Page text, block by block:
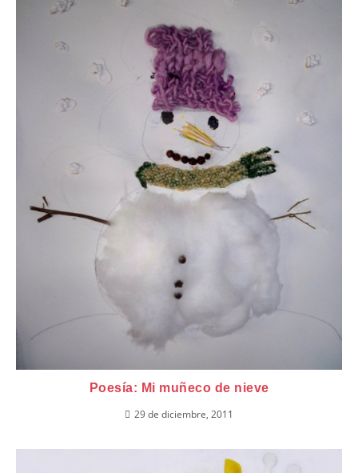
Poesía: Mi muñeco de nieve
29 de diciembre, 2011